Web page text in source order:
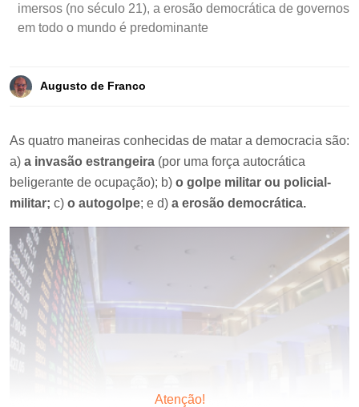
imersos (no século 21), a erosão democrática de governos
em todo o mundo é predominante
Augusto de Franco
Atenção!
As quatro maneiras conhecidas de matar a democracia são:
a) a invasão estrangeira (por uma força autocrática
beligerante de ocupação); b) o golpe militar ou policial-
militar; c) o autogolpe; e d) a erosão democrática.